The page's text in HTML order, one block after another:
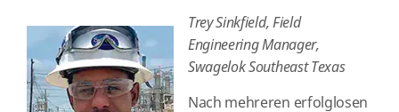
Trey Sinkfield, Field
Engineering Manager,
Swagelok Southeast Texas
Nach mehreren erfolglosen